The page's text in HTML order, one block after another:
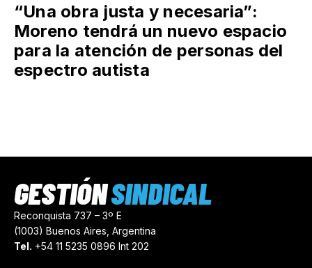
“Una obra justa y necesaria”:
Moreno tendrá un nuevo espacio
para la atención de personas del
espectro autista
Reconquista 737 – 3º E
(1003) Buenos Aires, Argentina
Tel. +54 11 5235 0896 Int 202
GESTIÓNSINDICAL